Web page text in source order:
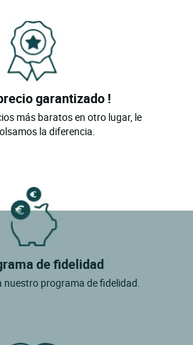
garantizado !
más baratos en otro lugar, le
la diferencia.
de fidelidad
nuestro programa de fidelidad.